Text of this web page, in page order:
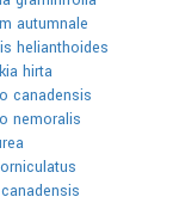
autumnale
helianthoides
hirta
canadensis
nemoralis